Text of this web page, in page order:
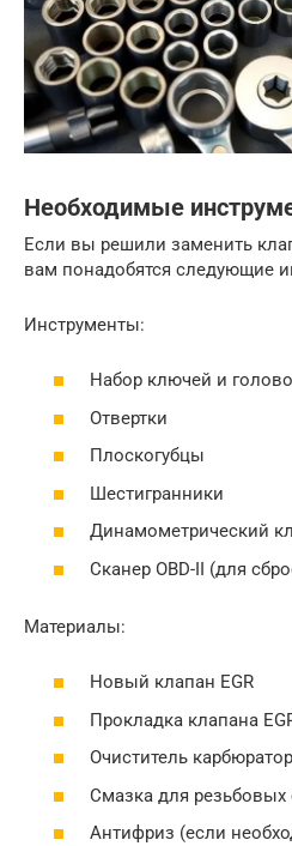
Необходимые
Если вы решили заменить
вам понадобятся следующие
Инструменты:
Набор ключей и
Отвертки
Плоскогубцы
Шестигранники
Динамометрический
Сканер OBD-II (для
Материалы:
Новый клапан EGR
Прокладка клапана
Очиститель
Смазка для резьбовых
Антифриз (если